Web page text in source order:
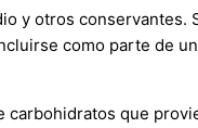
y otros conservantes.
como parte de
que